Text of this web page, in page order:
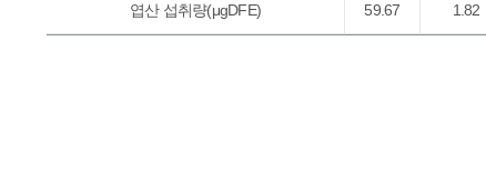
엽산 섭취량(μgDFE) 59.67 1.82